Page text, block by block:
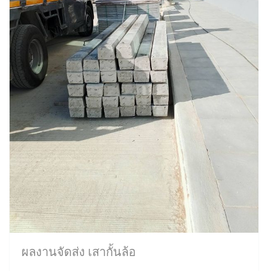
ผลงานจัดส่ง เสากั้นล้อ